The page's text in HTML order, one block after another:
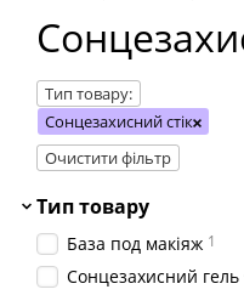
Тип товару:
Сонцезахисний стік
Очистити фільтр
Тип товару
База под макіяж 1
Сонцезахисний гель